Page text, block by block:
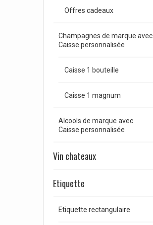
Offres cadeaux
Champagnes de marque avec
Caisse personnalisée
Caisse 1 bouteille
Caisse 1 magnum
Alcools de marque avec
Caisse personnalisée
Vin chateaux
Etiquette
Etiquette rectangulaire